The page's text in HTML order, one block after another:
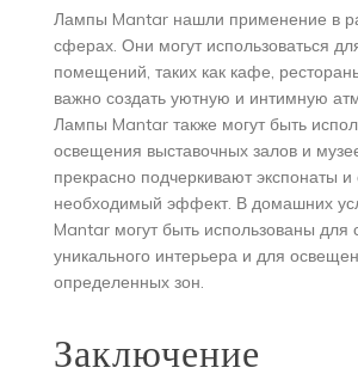
Лампы Mantar нашли применение в
сферах. Они могут использоваться
помещений, таких как кафе,
важно создать уютную и интимную
Лампы Mantar также могут быть
освещения выставочных залов и
прекрасно подчеркивают экспонаты и
необходимый эффект. В домашних
Mantar могут быть использованы для
уникального интерьера и для
определенных зон.
Заключение